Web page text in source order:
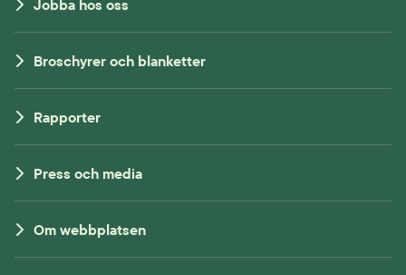
Jobba hos oss
Broschyrer och blanketter
Rapporter
Press och media
Om webbplatsen